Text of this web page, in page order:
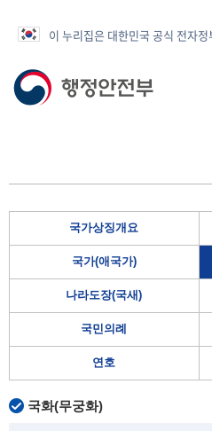
이 누리집은 대한민국 공식 전자
국가상징개요
국가(애국가)
나라도장(국새)
국민의례
연호
국화(무궁화)